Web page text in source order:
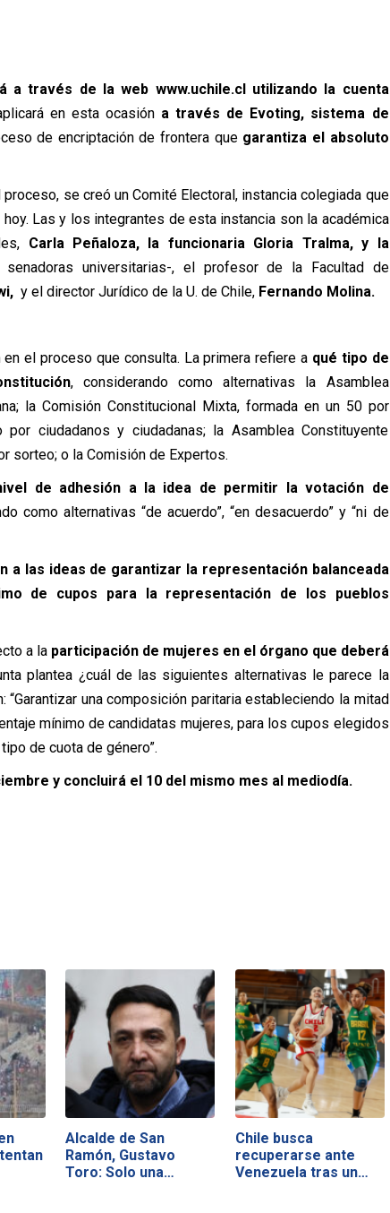
a través de la web www.uchile.cl utilizando la cuenta
en esta ocasión a través de Evoting, sistema de
de encriptación de frontera que garantiza el absoluto
se creó un Comité Electoral, instancia colegiada que
Las y los integrantes de esta instancia son la académica
Carla Peñaloza, la funcionaria Gloria Tralma, y la
universitarias-, el profesor de la Facultad de
y el director Jurídico de la U. de Chile, Fernando Molina.
el proceso que consulta. La primera refiere a qué tipo de
, considerando como alternativas la Asamblea
la Comisión Constitucional Mixta, formada en un 50 por
ciudadanos y ciudadanas; la Asamblea Constituyente
sorteo; o la Comisión de Expertos.
de adhesión a la idea de permitir la votación de
como alternativas “de acuerdo”, “en desacuerdo” y “ni de
a las ideas de garantizar la representación balanceada
de cupos para la representación de los pueblos
a la participación de mujeres en el órgano que deberá
plantea ¿cuál de las siguientes alternativas le parece la
una composición paritaria estableciendo la mitad
mínimo de candidatas mujeres, para los cupos elegidos
de cuota de género”.
y concluirá el 10 del mismo mes al mediodía.
Alcalde de San
Ramón, Gustavo
Toro: Solo una…
Chile busca
recuperarse ante
Venezuela tras un